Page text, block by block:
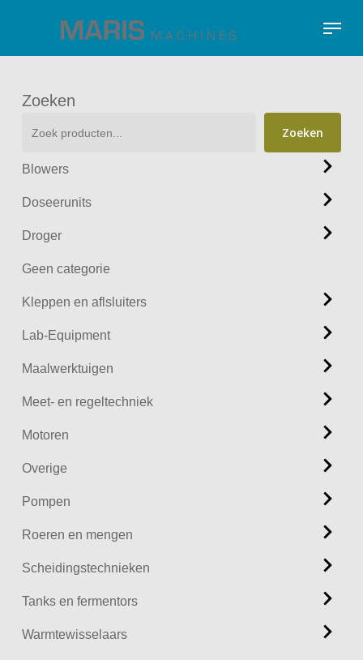
main
Menu
Zoeken
Zoeken
Blowers
Doseerunits
Droger
Geen categorie
Kleppen en aflsluiters
Lab-Equipment
Maalwerktuigen
Meet- en regeltechniek
Motoren
Overige
Pompen
Roeren en mengen
Scheidingstechnieken
Tanks en fermentors
Warmtewisselaars
Close